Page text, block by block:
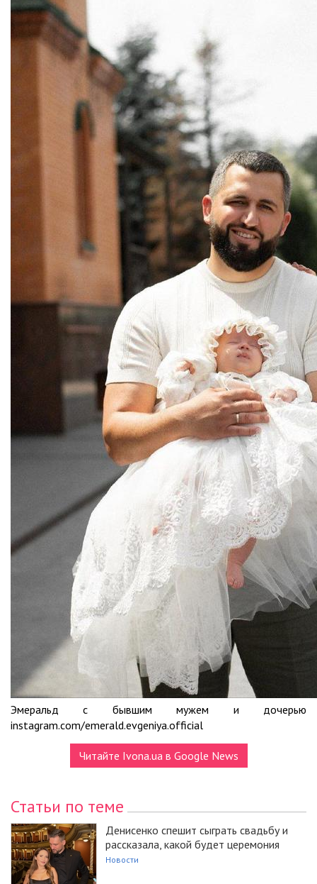
Эмеральд с бывшим мужем и дочерью
instagram.com/emerald.evgeniya.official
Читайте Ivona.ua в Google News
Статьи по теме
Денисенко спешит сыграть свадьбу и
рассказала, какой будет церемония
Новости